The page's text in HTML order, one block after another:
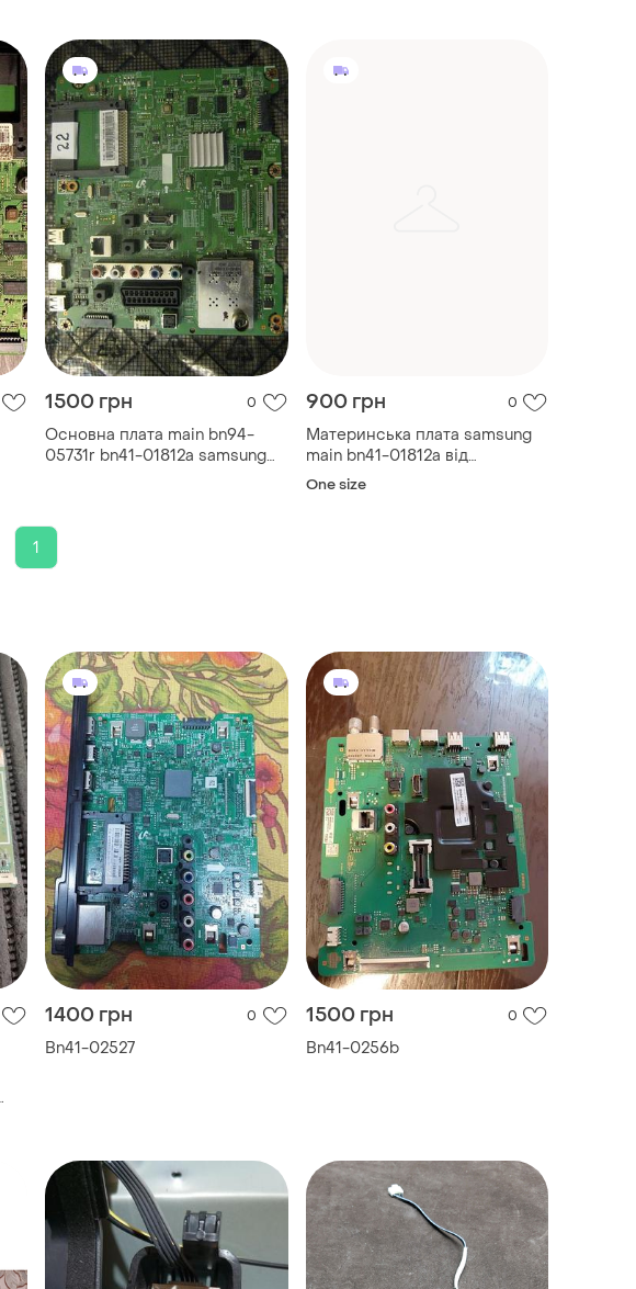
1500 грн 0
Основна плата main bn94-
05731r bn41-01812a samsung
900 грн 0
Материнська плата samsung
main bn41-01812a від
One size
1
1400 грн 0
Bn41-02527
1500 грн 0
Bn41-0256b